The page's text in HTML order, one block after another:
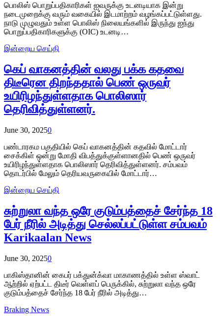
பொலிஸ் பொறுப்பதிகாரிகள் ஐவருக்கு உடனடியாக இன்று
நடைமுறைக்கு வரும் வகையில் இடமாற்றம் வழங்கப்பட்டுள்ளது.
நாடு முழுவதும் உள்ள பொலிஸ் நிலையங்களில் இருந்து ஐந்து
பொறுப்பதிகாரிகளுக்கு (OIC) உடனடி…
இன்றைய செய்தி
கெப் வாகனத்தின் வலது பக்க கதவை
திடீரென திறந்ததால் பெண் ஒருவர்
உயிரிழந்துள்ளதாக பொலிஸார்
தெரிவித்துள்ளனர்.
June 30, 20250
பண்டாரகம பகுதியில் கெப் வாகனத்தின் கதவில் மோட்டார்
சைக்கிள் ஒன்று மோதி விபத்துக்குள்ளானதில் பெண் ஒருவர்
உயிரிழந்துள்ளதாக பொலிஸார் தெரிவித்துள்ளனர். சம்பவம்
தொடர்பில் மேலும் தெரியவருகையில் மோட்டார்…
இன்றைய செய்தி
சுற்றுலா வந்த ஒரே குடும்பத்தைச் சேர்ந்த 18
பேர் நீரில் அடித்து செல்லப்பட்டுள்ள சம்பவம்
Karikaalan News
June 30, 20250
பாகிஸ்தானின் கைபர் பக்துன்க்வா மாகாணத்தில் உள்ள ஸ்வாட்
ஆற்றில் ஏற்பட்ட திடீர் வெள்ளப் பெருக்கில், சுற்றுலா வந்த ஒரே
குடும்பத்தைச் சேர்ந்த 18 பேர் நீரில் அடித்து…
Braking News